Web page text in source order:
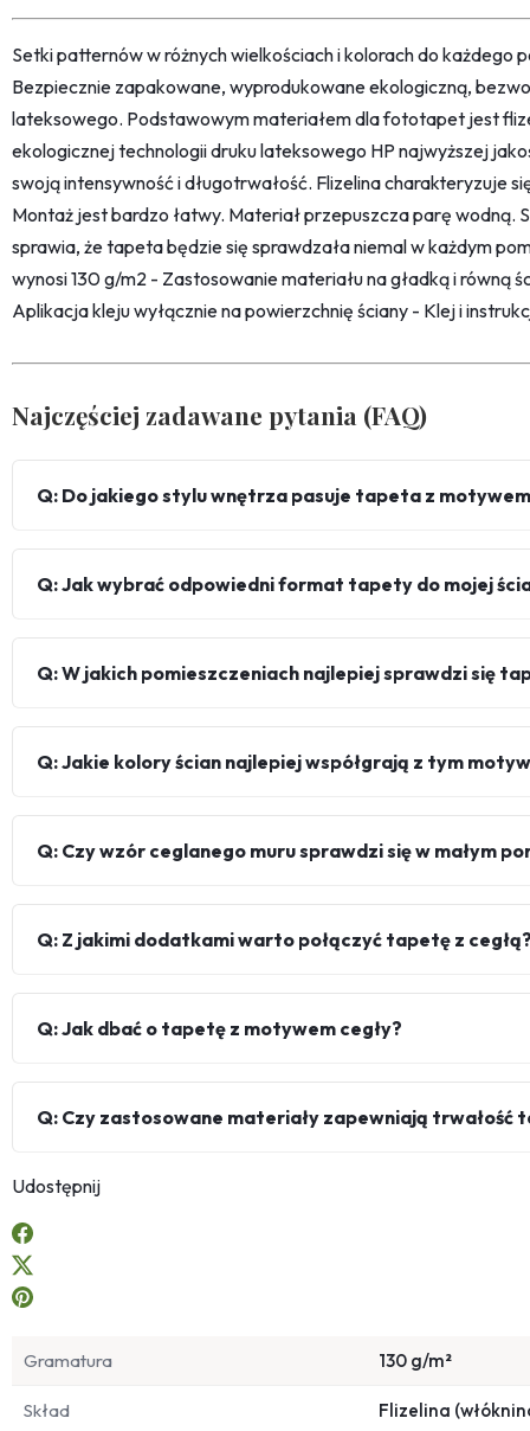
Setki patternów w różnych wielkościach i kolorach do każdego
Bezpiecznie zapakowane, wyprodukowane ekologiczną,
lateksowego. Podstawowym materiałem dla fototapet jest
ekologicznej technologii druku lateksowego HP najwyższej
swoją intensywność i długotrwałość. Flizelina charakteryzuje
Montaż jest bardzo łatwy. Materiał przepuszcza parę wodną.
sprawia, że tapeta będzie się sprawdzała niemal w każdym
wynosi 130 g/m2 - Zastosowanie materiału na gładką i równą
Aplikacja kleju wyłącznie na powierzchnię ściany - Klej i
Najczęściej zadawane pytania (FAQ)
Q: Do jakiego stylu wnętrza pasuje tapeta z
Q: Jak wybrać odpowiedni format tapety do mojej
Q: W jakich pomieszczeniach najlepiej sprawdzi się
Q: Jakie kolory ścian najlepiej współgrają z tym
Q: Czy wzór ceglanego muru sprawdzi się w małym
Q: Z jakimi dodatkami warto połączyć tapetę z
Q: Jak dbać o tapetę z motywem cegły?
Q: Czy zastosowane materiały zapewniają trwałość
Udostępnij
Gramatura 130 g/m²
Skład Flizelina